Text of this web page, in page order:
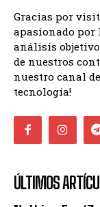
Gracias por
apasionado por
análisis
de nuestros
nuestro canal
tecnología!
ÚLTIMOS